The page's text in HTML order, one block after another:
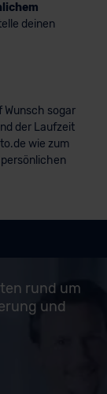
deinen
Wunsch sogar
der Laufzeit
wie zum
rund um
und